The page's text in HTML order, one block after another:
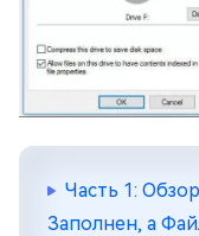
Часть 1:
Заполнен, а